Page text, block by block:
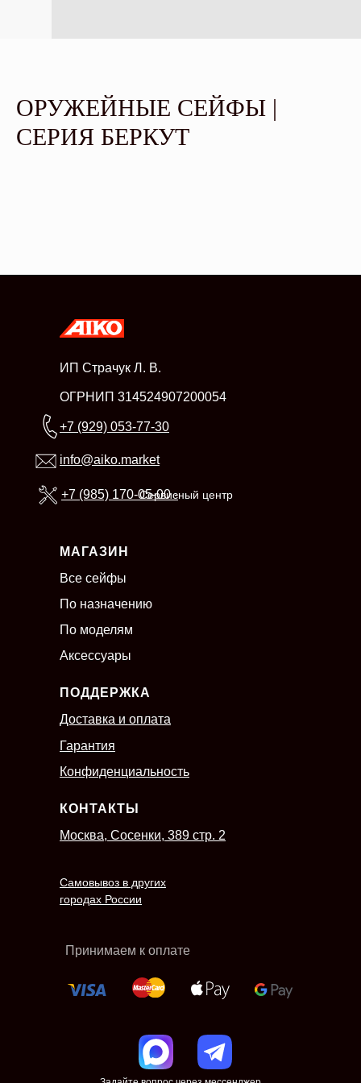
ОРУЖЕЙНЫЕ СЕЙФЫ |
СЕРИЯ БЕРКУТ
МАГАЗИН
Все сейфы
По назначению
По моделям
Аксессуары
ПОДДЕРЖКА
Гарантия
Конфиденциальность
КОНТАКТЫ
ИП Страчук Л. В.
ОГРНИП 314524907200054
Самовывоз в других
городах России
+7 (985) 170-05-00 -
+7 (929) 053-77-30
info@aiko.market
Принимаем к оплате
Москва, Сосенки, 389 стр. 2
Сервисный центр
Доставка и оплата